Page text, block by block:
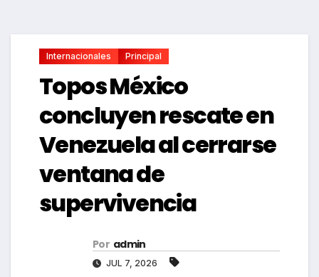
Internacionales Principal
Topos México
concluyen rescate en
Venezuela al cerrarse
ventana de
supervivencia
Por admin
JUL 7, 2026